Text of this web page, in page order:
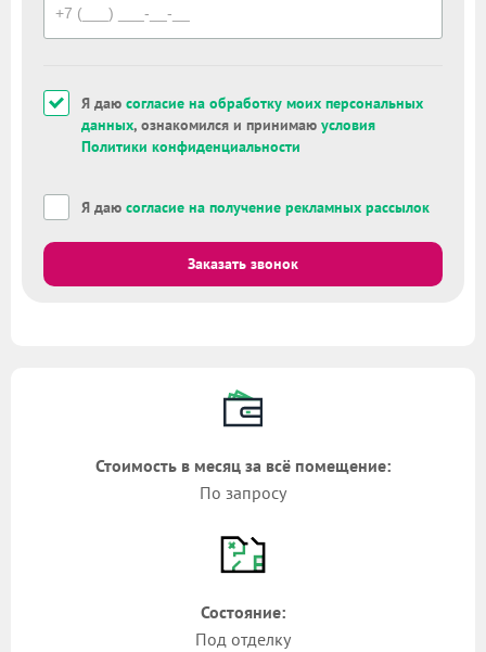
Я даю согласие на обработку моих персональных
данных, ознакомился и принимаю условия
Политики конфиденциальности
Я даю согласие на получение рекламных рассылок
Заказать звонок
Стоимость в месяц за всё помещение:
По запросу
Состояние:
Под отделку